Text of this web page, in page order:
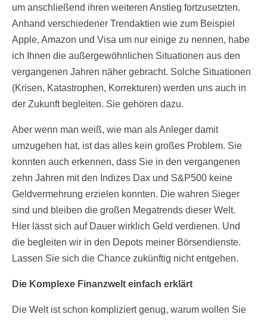
um anschließend ihren weiteren Anstieg fortzusetzten.
Anhand verschiedener Trendaktien wie zum Beispiel
Apple, Amazon und Visa um nur einige zu nennen, habe
ich Ihnen die außergewöhnlichen Situationen aus den
vergangenen Jahren näher gebracht. Solche Situationen
(Krisen, Katastrophen, Korrekturen) werden uns auch in
der Zukunft begleiten. Sie gehören dazu.
Aber wenn man weiß, wie man als Anleger damit
umzugehen hat, ist das alles kein großes Problem. Sie
konnten auch erkennen, dass Sie in den vergangenen
zehn Jahren mit den Indizes Dax und S&P500 keine
Geldvermehrung erzielen konnten. Die wahren Sieger
sind und bleiben die großen Megatrends dieser Welt.
Hier lässt sich auf Dauer wirklich Geld verdienen. Und
die begleiten wir in den Depots meiner Börsendienste.
Lassen Sie sich die Chance zukünftig nicht entgehen.
Die Komplexe Finanzwelt einfach erklärt
Die Welt ist schon kompliziert genug, warum wollen Sie